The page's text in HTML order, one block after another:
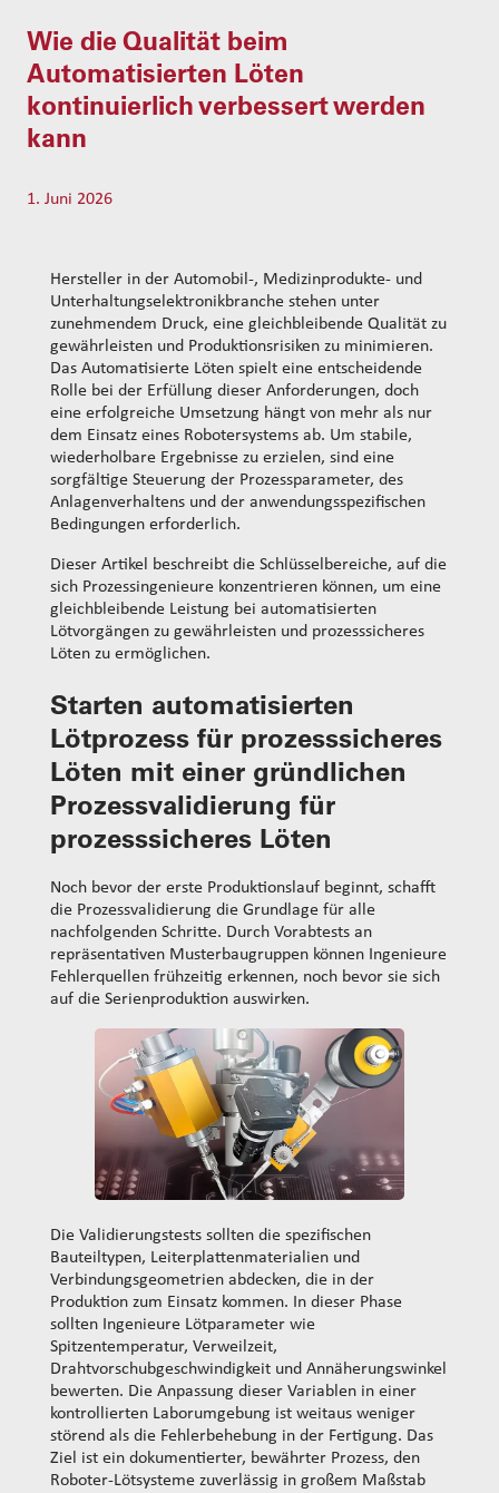
a
Wie die Qualität beim
Automatisierten Löten
kontinuierlich verbessert werden
kann
1. Juni 2026
Hersteller in der Automobil-, Medizinprodukte- und
Unterhaltungselektronikbranche stehen unter
zunehmendem Druck, eine gleichbleibende Qualität zu
gewährleisten und Produktionsrisiken zu minimieren.
Das Automatisierte Löten spielt eine entscheidende
Rolle bei der Erfüllung dieser Anforderungen, doch
eine erfolgreiche Umsetzung hängt von mehr als nur
dem Einsatz eines Robotersystems ab. Um stabile,
wiederholbare Ergebnisse zu erzielen, sind eine
sorgfältige Steuerung der Prozessparameter, des
Anlagenverhaltens und der anwendungsspezifischen
Bedingungen erforderlich.
Dieser Artikel beschreibt die Schlüsselbereiche, auf die
sich Prozessingenieure konzentrieren können, um eine
gleichbleibende Leistung bei automatisierten
Lötvorgängen zu gewährleisten und prozesssicheres
Löten zu ermöglichen.
Starten automatisierten
Lötprozess für prozesssicheres
Löten mit einer gründlichen
Prozessvalidierung für
prozesssicheres Löten
Noch bevor der erste Produktionslauf beginnt, schafft
die Prozessvalidierung die Grundlage für alle
nachfolgenden Schritte. Durch Vorabtests an
repräsentativen Musterbaugruppen können Ingenieure
Fehlerquellen frühzeitig erkennen, noch bevor sie sich
auf die Serienproduktion auswirken.
Die Validierungstests sollten die spezifischen
Bauteiltypen, Leiterplattenmaterialien und
Verbindungsgeometrien abdecken, die in der
Produktion zum Einsatz kommen. In dieser Phase
sollten Ingenieure Lötparameter wie
Spitzentemperatur, Verweilzeit,
Drahtvorschubgeschwindigkeit und Annäherungswinkel
bewerten. Die Anpassung dieser Variablen in einer
kontrollierten Laborumgebung ist weitaus weniger
störend als die Fehlerbehebung in der Fertigung. Das
Ziel ist ein dokumentierter, bewährter Prozess, den
Roboter-Lötsysteme zuverlässig in großem Maßstab